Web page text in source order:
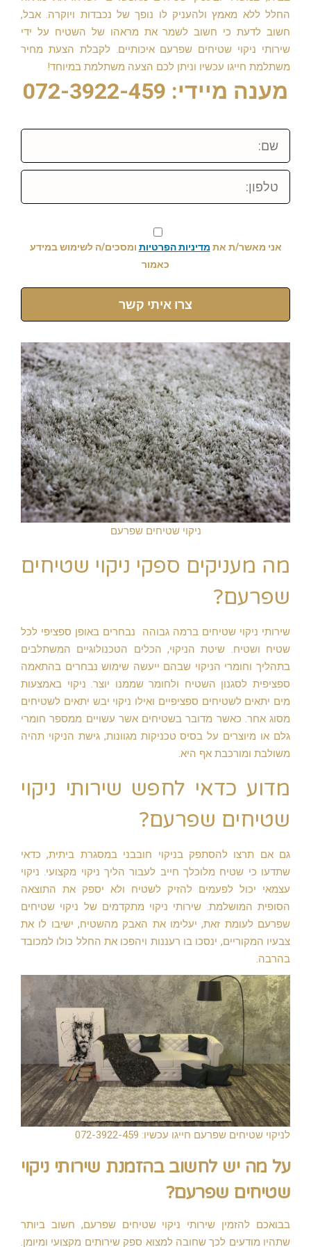
החלל ללא מאמץ ולהעניק לו נופך של נכבדות ויוקרה. אבל,
חשוב לדעת כי חשוב לשמר את מראהו של השטיח על ידי
שירותי ניקוי שטיחים שפרעם איכותיים. לקבלת הצעת מחיר
משתלמת חייגו עכשיו וניתן לכם הצעה משתלמת במיוחד!
מענה מיידי: 072-3922-459
שם:
טלפון:
אני מאשר/ת את מדיניות הפרטיות ומסכים/ה לשימוש במידע
כאמור
צרו איתי קשר
ניקוי שטיחים שפרעם
מה מעניקים ספקי ניקוי שטיחים
שפרעם?
שירותי ניקוי שטיחים ברמה גבוהה נבחרים באופן ספציפי לכל
שטיח ושטיח. שיטת הניקוי, הכלים הטכנולוגיים המשתלבים
בתהליך וחומרי הניקוי שבהם ייעשה שימוש נבחרים בהתאמה
ספציפית לסגנון השטיח ולחומר שממנו יוצר. ניקוי באמצעות
מים יתאים לשטיחים ספציפיים ואילו ניקוי יבש יתאים לשטיחים
מסוג אחר. כאשר מדובר בשטיחים אשר עשויים ממספר חומרי
גלם או מיוצרים על בסיס טכניקות מגוונות, גישת הניקוי תהיה
משולבת ומורכבת אף היא.
מדוע כדאי לחפש שירותי ניקוי
שטיחים שפרעם?
גם אם תרצו להסתפק בניקוי חובבני במסגרת ביתית, כדאי
שתדעו כי שטיח מלוכלך חייב לעבור הליך ניקוי מקצועי. ניקוי
עצמאי יכול לפעמים להזיק לשטיח ולא יספק את התוצאה
הסופית המושלמת. שירותי ניקוי מתקדמים של ניקוי שטיחים
שפרעם לעומת זאת, יעלימו את האבק מהשטיח, ישיבו לו את
צבעיו המקוריים, ינסכו בו רעננות ויהפכו את החלל כולו למכובד
בהרבה.
לניקוי שטיחים שפרעם חייגו עכשיו: 072-3922-459
על מה יש לחשוב בהזמנת שירותי ניקוי
שטיחים שפרעם?
בבואכם להזמין שירותי ניקוי שטיחים שפרעם, חשוב ביותר
שתהיו מודעים לכך שחובה למצוא ספק שירותים מקצועי ומיומן.